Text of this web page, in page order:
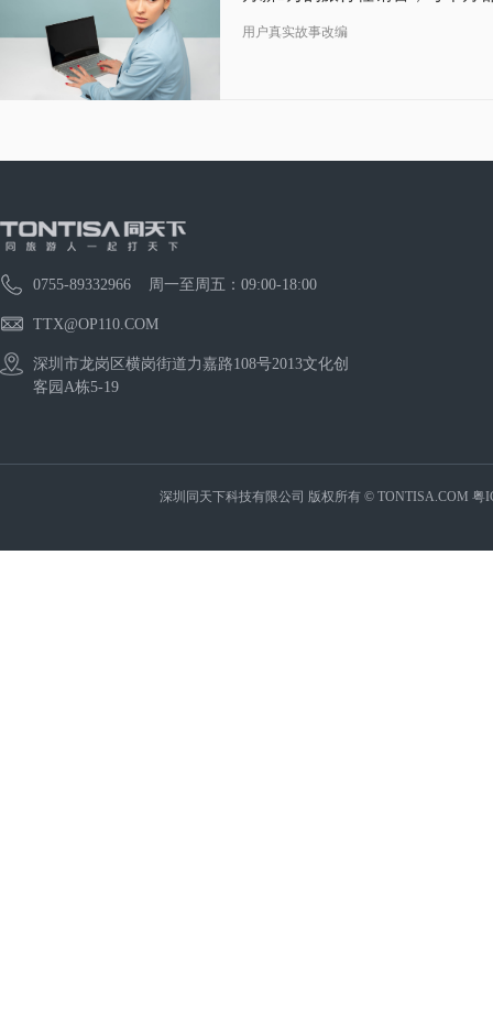
用户真实故事改编
0755-89332966 周一至周五：09:00-18:00
TTX@OP110.COM
深圳市龙岗区横岗街道力嘉路108号2013文化创
客园A栋5-19
深圳同天下科技有限公司 版权所有 © TONTISA.COM 粤